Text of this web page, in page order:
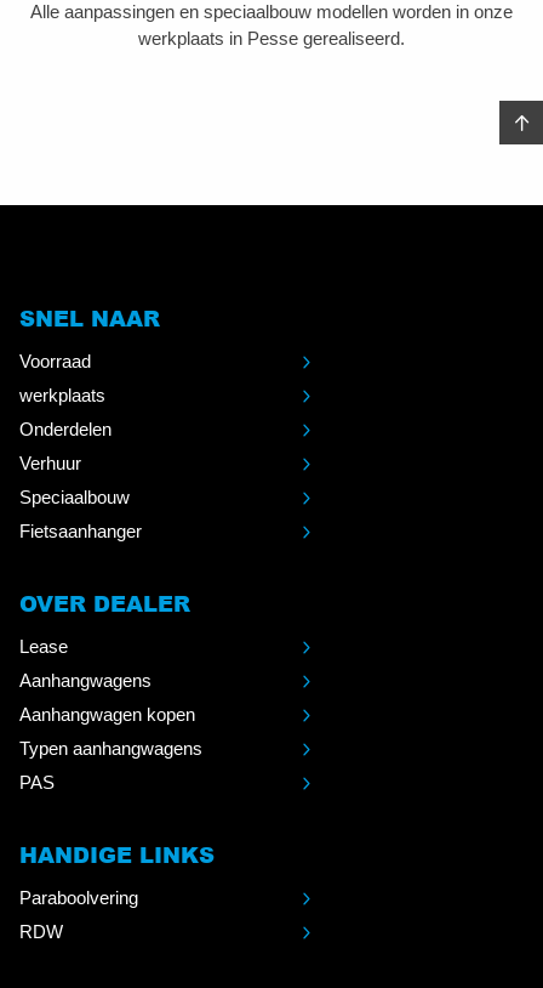
Alle aanpassingen en speciaalbouw modellen worden in onze
werkplaats in Pesse gerealiseerd.
SNEL NAAR
Voorraad
werkplaats
Onderdelen
Verhuur
Speciaalbouw
Fietsaanhanger
OVER DEALER
Lease
Aanhangwagens
Aanhangwagen kopen
Typen aanhangwagens
PAS
HANDIGE LINKS
Paraboolvering
RDW